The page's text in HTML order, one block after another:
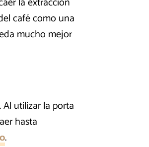
café como una
mucho mejor
utilizar la porta
hasta
.